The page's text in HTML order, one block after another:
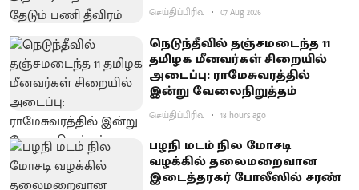
செய்திப்பிரிவு 07 Aug 2026
நெடுந்தீவில் தஞ்சமடைந்த 11
தமிழக மீனவர்கள் சிறையில்
அடைப்பு: ராமேசுவரத்தில்
இன்று வேலைநிறுத்தம்
செய்திப்பிரிவு 18 hours ago
பழநி மடம் நில மோசடி
வழக்கில் தலைமறைவான
இடைத்தரகர் போலீஸில் சரண்